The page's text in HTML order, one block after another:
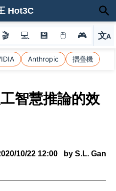
🎬 💻 💾 🖱 🎮 文A
選
Anthropic 摺疊機
Hot3C
智慧推論的效
10/22 12:00 by S.L. Gan